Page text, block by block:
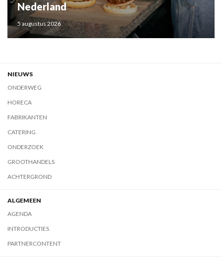
Nederland
5 augustus 2026
NIEUWS
ONDERWEG
HORECA
FABRIKANTEN
CATERING
ONDERZOEK
GROOTHANDELS
ACHTERGROND
ALGEMEEN
AGENDA
INTRODUCTIES
PARTNERCONTENT